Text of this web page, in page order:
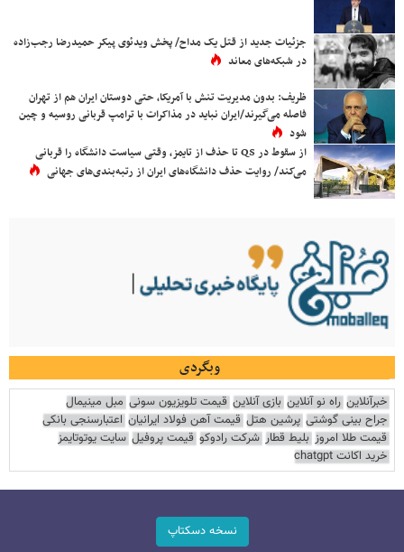
جزئیات جدید از قتل یک مداح/ پخش ویدئوی پیکر حمیدرضا رجب‌زاده
در شبکه‌های معاند
ظریف: بدون مدیریت تنش با آمریکا، حتی دوستان ایران هم از تهران
فاصله می‌گیرند/ایران نباید در مذاکرات با ترامپ قربانی روسیه و چین
شود
از سقوط در QS تا حذف از تایمز، وقتی سیاست دانشگاه را قربانی
می‌کند/ روایت حذف دانشگاه‌های ایران از رتبه‌بندی‌های جهانی
وبگردی
خبرآنلاین راه نو آنلاین بازی آنلاین قیمت تلویزیون سونی مبل مینیمال
جراح بینی گوشتی پرشین هتل قیمت آهن فولاد ایرانیان اعتبارسنجی بانکی
قیمت طلا امروز بلیط قطار شرکت رادوکو قیمت پروفیل سایت یوتوتایمز
خرید اکانت chatgpt
نسخه دسکتاپ